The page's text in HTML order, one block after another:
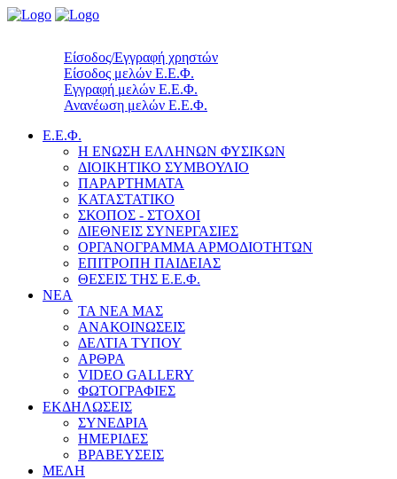
Είσοδος/Εγγραφή χρηστών
Είσοδος μελών Ε.Ε.Φ.
Εγγραφή μελών Ε.Ε.Φ.
Ανανέωση μελών Ε.Ε.Φ.
Ε.Ε.Φ.
Η ΕΝΩΣΗ ΕΛΛΗΝΩΝ ΦΥΣΙΚΩΝ
ΔΙΟΙΚΗΤΙΚΟ ΣΥΜΒΟΥΛΙΟ
ΠΑΡΑΡΤΗΜΑΤΑ
ΚΑΤΑΣΤΑΤΙΚΟ
ΣΚΟΠΟΣ - ΣΤΟΧΟΙ
ΔΙΕΘΝΕΙΣ ΣΥΝΕΡΓΑΣΙΕΣ
ΟΡΓΑΝΟΓΡΑΜΜΑ ΑΡΜΟΔΙΟΤΗΤΩΝ
ΕΠΙΤΡΟΠΗ ΠΑΙΔΕΙΑΣ
ΘΕΣΕΙΣ ΤΗΣ Ε.Ε.Φ.
ΝΕΑ
ΤΑ ΝΕΑ ΜΑΣ
ΑΝΑΚΟΙΝΩΣΕΙΣ
ΔΕΛΤΙΑ ΤΥΠΟΥ
ΑΡΘΡΑ
VIDEO GALLERY
ΦΩΤΟΓΡΑΦΙΕΣ
ΕΚΔΗΛΩΣΕΙΣ
ΣΥΝΕΔΡΙΑ
ΗΜΕΡΙΔΕΣ
ΒΡΑΒΕΥΣΕΙΣ
ΜΕΛΗ